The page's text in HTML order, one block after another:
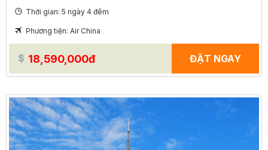
Thời gian: 5 ngày 4 đêm
Phương tiện: Air China
18,590,000đ ĐẶT NGAY